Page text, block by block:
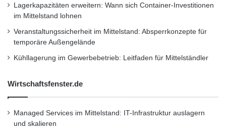
Ruhig fahren verringert die
Der Fahrstil beeinflusst die Pneuabnutzung
Autofahrer ruhig fährt und unnötiges Bremsen
Reifenabnutzung deutlich. „Der Reifendruck
Lagerkapazitäten erweitern: Wann sich Container-Investitionen
im Mittelstand lohnen
Veranstaltungssicherheit im Mittelstand: Absperrkonzepte für
temporäre Außengelände
Kühllagerung im Gewerbebetrieb: Leitfaden für Mittelständler
Wirtschaftsfenster.de
Managed Services im Mittelstand: IT-Infrastruktur auslagern
und skalieren